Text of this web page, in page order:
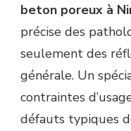
beton poreux à
précise des
seulement des
générale. Un
contraintes
défauts typiques